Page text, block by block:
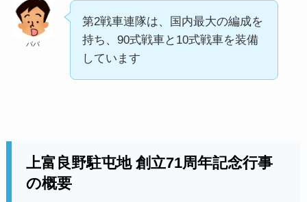
パパ
第2戦車連隊は、国内最大の編成を
持ち、90式戦車と10式戦車を装備
しています
上富良野駐屯地 創立71周年記念行事
の概要